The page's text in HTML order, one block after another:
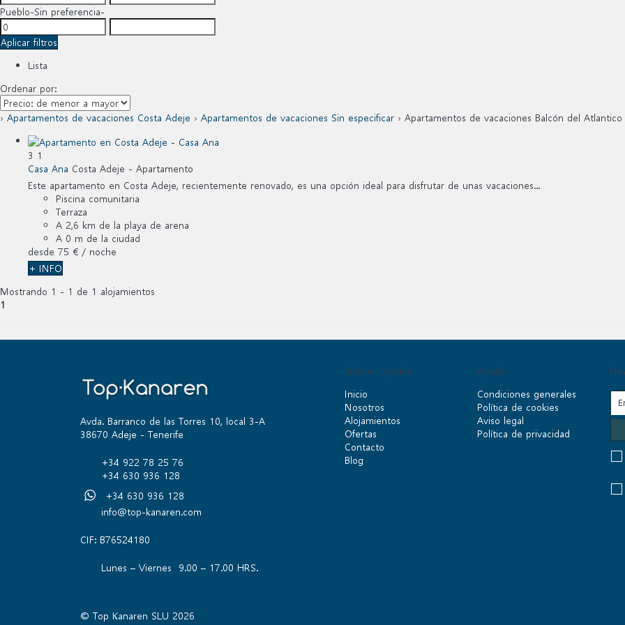
Pueblo-Sin preferencia-
Aplicar filtros
Lista
Ordenar por:
› Apartamentos de vacaciones Costa Adeje › Apartamentos de vacaciones Sin especificar › Apartamentos de vacaciones Balcón del Atlantico
3 1
Casa Ana Costa Adeje - Apartamento
Este apartamento en Costa Adeje, recientemente renovado, es una opción ideal para disfrutar de unas vacaciones...
Piscina comunitaria
Terraza
A 2,6 km de la playa de arena
A 0 m de la ciudad
desde 75 € / noche
+ INFO
Mostrando 1 - 1 de 1 alojamientos
1
Avda. Barranco de las Torres 10, local 3-A
38670 Adeje - Tenerife
+34 922 78 25 76
+34 630 936 128
+34 630 936 128
info@top-kanaren.com
CIF: B76524180
Lunes – Viernes 9.00 – 17.00 HRS.
© Top Kanaren SLU 2026
Enlaces rápidos
Inicio
Nosotros
Alojamientos
Ofertas
Contacto
Blog
Ayuda
Condiciones generales
Política de cookies
Aviso legal
Política de privacidad